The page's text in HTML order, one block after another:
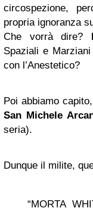
circospezione,
propria ignoranza
Che vorrà dire?
Spaziali e
con l’Anestetico?
Poi abbiamo
San Michele
seria).
Dunque il milite,
“MORTA